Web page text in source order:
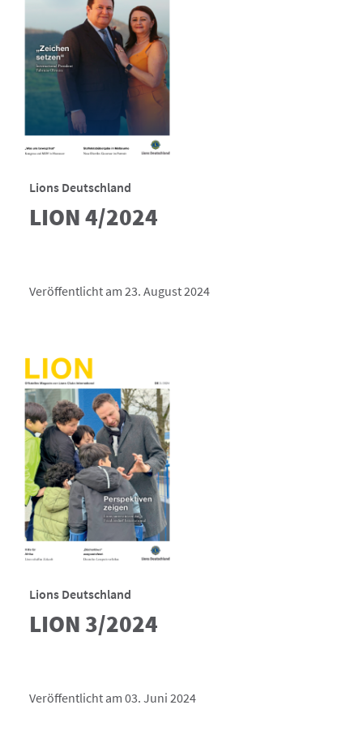
Lions Deutschland
LION 4/2024
Veröffentlicht am 23. August 2024
Lions Deutschland
LION 3/2024
Veröffentlicht am 03. Juni 2024